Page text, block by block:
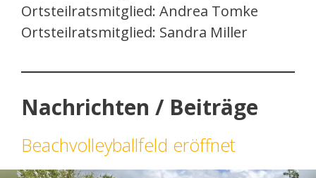
Ortsteilratsmitglied: Andrea Tomke
Ortsteilratsmitglied: Sandra Miller
Nachrichten / Beiträge
Beachvolleyballfeld eröffnet